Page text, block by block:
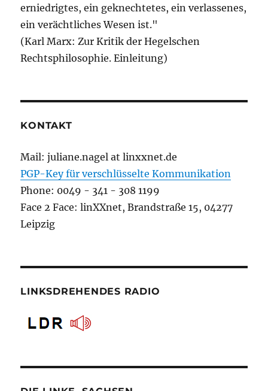
erniedrigtes, ein geknechtetes, ein verlassenes,
ein verächtliches Wesen ist."
(Karl Marx: Zur Kritik der Hegelschen
Rechtsphilosophie. Einleitung)
KONTAKT
Mail: juliane.nagel at linxxnet.de
PGP-Key für verschlüsselte Kommunikation
Phone: 0049 - 341 - 308 1199
Face 2 Face: linXXnet, Brandstraße 15, 04277
Leipzig
LINKSDREHENDES RADIO